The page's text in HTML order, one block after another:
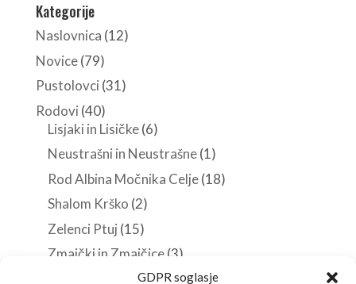
GDPR soglasje
Kategorije
Naslovnica (12)
Novice(79)
Pustolovci (31)
Rodovi (40)
Lisjaki in Lisičke(6)
Neustrašni in Neustrašne(1)
Rod Albina Močnika Celje(18)
Shalom Krško (2)
Zelenci Ptuj (15)
Zmajčki in Zmajčice(3)